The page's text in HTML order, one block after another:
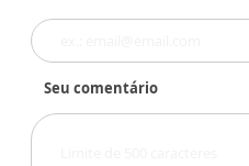
Seu comentário